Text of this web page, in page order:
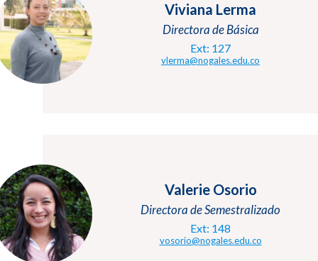
Viviana Lerma
Directora de Básica
Ext: 127
vlerma@nogales.edu.co
Valerie Osorio
Directora de Semestralizado
Ext: 148
vosorio@nogales.edu.co